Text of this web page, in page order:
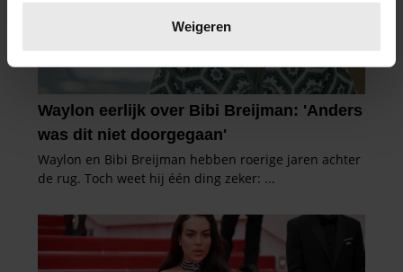
verwerkt en stel uw voorkeuren in het
intrekken in de Cookieverklaring.
We gebruiken cookies om content en advertenties te
personaliseren, om functies voor social media te bieden
en om ons websiteverkeer te analyseren. Ook delen we
informatie over uw gebruik van onze site met onze
partners kunnen deze gegevens combineren met andere
informatie die u aan ze heeft verstrekt of die ze hebben
verzameld op basis van uw gebruik van hun services. U
Weigeren